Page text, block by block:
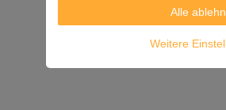
Alle
Weitere